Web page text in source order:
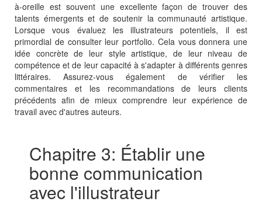
à-oreille est souvent une excellente façon de trouver des
talents émergents et de soutenir la communauté artistique.
Lorsque vous évaluez les illustrateurs potentiels, il est
primordial de consulter leur portfolio. Cela vous donnera une
idée concrète de leur style artistique, de leur niveau de
compétence et de leur capacité à s'adapter à différents genres
littéraires. Assurez-vous également de vérifier les
commentaires et les recommandations de leurs clients
précédents afin de mieux comprendre leur expérience de
travail avec d'autres auteurs.
Chapitre 3: Établir une
bonne communication
avec l'illustrateur